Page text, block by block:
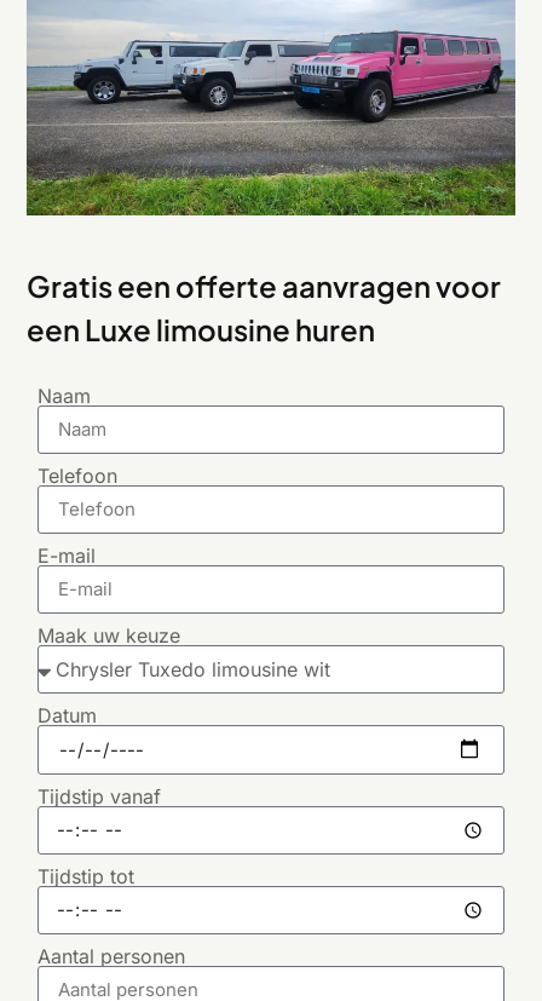
Gratis een offerte aanvragen voor
een Luxe limousine huren
Naam
Telefoon
E-mail
Maak uw keuze
Datum
Tijdstip vanaf
Tijdstip tot
Aantal personen